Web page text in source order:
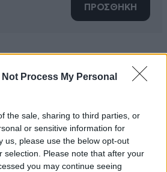
Not Process My Personal
the sale, sharing to third parties, or
or sensitive information for
us, please use the below opt-out
selection. Please note that after your
you may continue seeing
ΠΡΟΣΘΗΚΗ